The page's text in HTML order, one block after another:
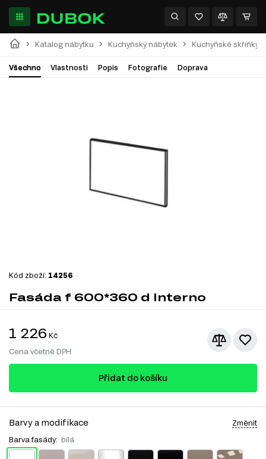
Katalog nábytku Kuchyňský nábytek Kuchyňské skříňky
Všechno Vlastnosti Popis Fotografie Doprava
Kód zboží: 14256
Fasáda f 600*360 d Interno
1 226 Kč
Cena včetně DPH
Přidat do košíku
Barvy a modifikace Změnit
Barva fasády: bílá